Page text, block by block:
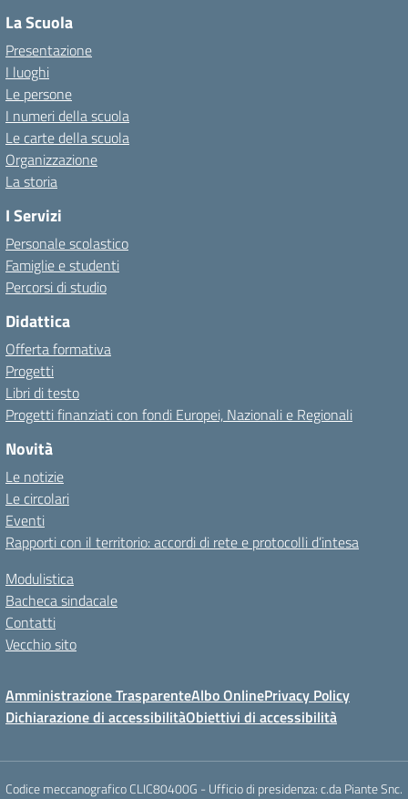
La Scuola
Presentazione
I luoghi
Le persone
I numeri della scuola
Le carte della scuola
Organizzazione
La storia
I Servizi
Personale scolastico
Famiglie e studenti
Percorsi di studio
Didattica
Offerta formativa
Progetti
Libri di testo
Progetti finanziati con fondi Europei, Nazionali e Regionali
Novità
Le notizie
Le circolari
Eventi
Rapporti con il territorio: accordi di rete e protocolli d’intesa
Modulistica
Bacheca sindacale
Contatti
Vecchio sito
Amministrazione TrasparenteAlbo OnlinePrivacy Policy
Dichiarazione di accessibilitàObiettivi di accessibilità
Codice meccanografico CLIC80400G - Ufficio di presidenza: c.da Piante Snc.